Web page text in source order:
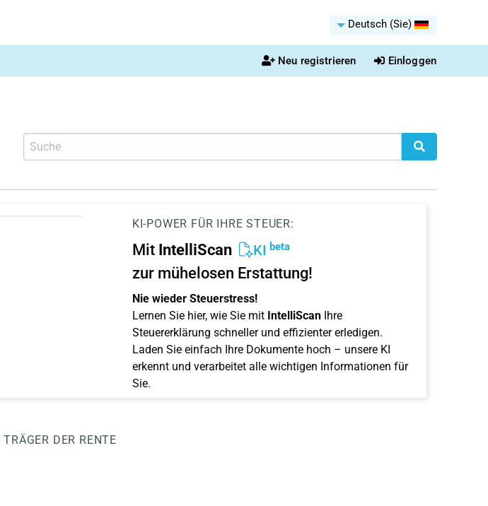
Deutsch (Sie)
Neu registrieren Einloggen
KI-POWER FÜR IHRE STEUER:
Mit IntelliScan KI beta
zur mühelosen Erstattung!
Nie wieder Steuerstress!
Lernen Sie hier, wie Sie mit IntelliScanIhre
Steuererklärung schneller und effizienter erledigen.
Laden Sie einfach Ihre Dokumente hoch – unsere KI
erkennt und verarbeitet alle wichtigen Informationen für
Sie.
TRÄGER DER RENTE